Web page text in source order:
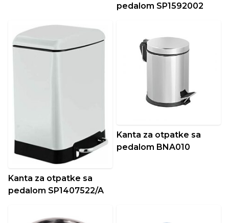
pedalom SP1592002
Kanta za otpatke sa
pedalom SP1407522/A
Kanta za otpatke sa
pedalom BNA010